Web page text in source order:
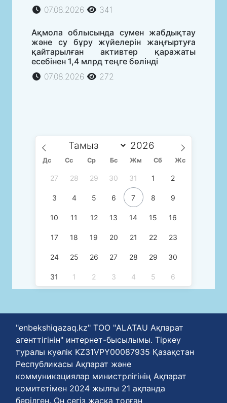
07.08.2026
341
Ақмола облысында сумен жабдықтау
және су бұру жүйелерін жаңғыртуға
қайтарылған активтер қаражаты
есебінен 1,4 млрд теңге бөлінді
07.08.2026
272
Дс Сc Ср Бс Жм Сб Жс
27 28 29 30 31 1 2
3 4 5 6 7 8 9
10 11 12 13 14 15 16
17 18 19 20 21 22 23
24 25 26 27 28 29 30
31 1 2 3 4 5 6
"enbekshiqazaq.kz" ТОО "ALATAU Ақпарат
агенттігінін" интернет-бысылымы. Тіркеу
туралы куәлік KZ31VPY00087935 Қазақстан
Республикасы Ақпарат және
коммуникациялар министрлігінің Ақпарат
комитетімен 2024 жылғы 21 ақпанда
берілген. Он сегіз жасқа толған